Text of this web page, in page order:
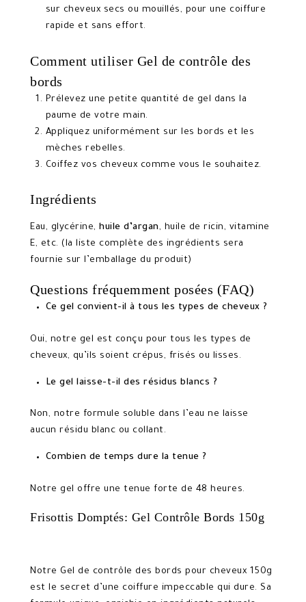
sur cheveux secs ou mouillés, pour une coiffure
rapide et sans effort.
Comment utiliser Gel de contrôle des
bords
Prélevez une petite quantité de gel dans la
paume de votre main.
Appliquez uniformément sur les bords et les
mèches rebelles.
Coiffez vos cheveux comme vous le souhaitez.
Ingrédients
Eau, glycérine, huile d’argan, huile de ricin, vitamine
E, etc. (la liste complète des ingrédients sera
fournie sur l’emballage du produit)
Questions fréquemment posées (FAQ)
Ce gel convient-il à tous les types de cheveux ?
Oui, notre gel est conçu pour tous les types de
cheveux, qu’ils soient crépus, frisés ou lisses.
Le gel laisse-t-il des résidus blancs ?
Non, notre formule soluble dans l’eau ne laisse
aucun résidu blanc ou collant.
Combien de temps dure la tenue ?
Notre gel offre une tenue forte de 48 heures.
Frisottis Domptés: Gel Contrôle Bords 150g
Notre Gel de contrôle des bords pour cheveux 150g
est le secret d’une coiffure impeccable qui dure. Sa